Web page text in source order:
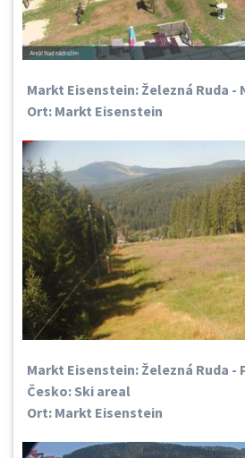
Markt Eisenstein: Železná Ruda -
Ort: Markt Eisenstein
Markt Eisenstein: Železná Ruda -
Česko: Ski areal
Ort: Markt Eisenstein